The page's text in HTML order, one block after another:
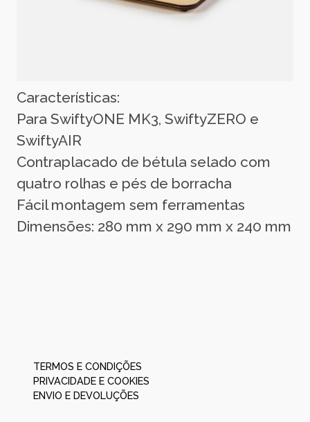
Características:
Para SwiftyONE MK3, SwiftyZERO e
SwiftyAIR
Contraplacado de bétula selado com
quatro rolhas e pés de borracha
Fácil montagem sem ferramentas
Dimensões: 280 mm x 290 mm x 240 mm
TERMOS E CONDIÇÕES
PRIVACIDADE E COOKIES
ENVIO E DEVOLUÇÕES